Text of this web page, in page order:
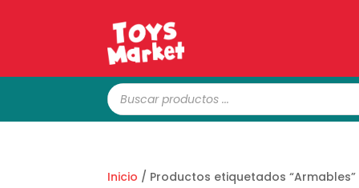
Búsqueda
de
productos
Inicio / Productos etiquetados “Armables”